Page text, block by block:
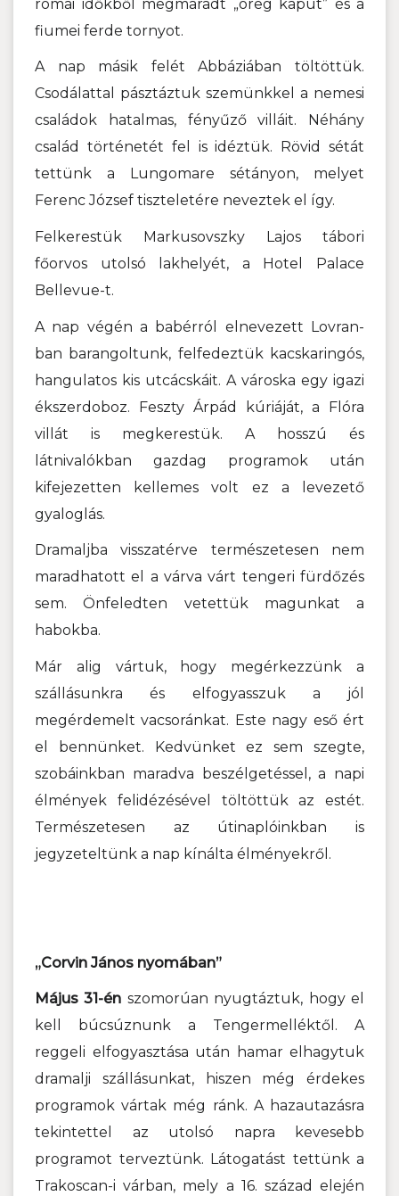
római időkből megmaradt „öreg kaput” és a
fiumei ferde tornyot.
A nap másik felét Abbáziában töltöttük.
Csodálattal pásztáztuk szemünkkel a nemesi
családok hatalmas, fényűző villáit. Néhány
család történetét fel is idéztük. Rövid sétát
tettünk a Lungomare sétányon, melyet
Ferenc József tiszteletére neveztek el így.
Felkerestük Markusovszky Lajos tábori
főorvos utolsó lakhelyét, a Hotel Palace
Bellevue-t.
A nap végén a babérról elnevezett Lovran-
ban barangoltunk, felfedeztük kacskaringós,
hangulatos kis utcácskáit. A városka egy igazi
ékszerdoboz. Feszty Árpád kúriáját, a Flóra
villát is megkerestük. A hosszú és
látnivalókban gazdag programok után
kifejezetten kellemes volt ez a levezető
gyaloglás.
Dramaljba visszatérve természetesen nem
maradhatott el a várva várt tengeri fürdőzés
sem. Önfeledten vetettük magunkat a
habokba.
Már alig vártuk, hogy megérkezzünk a
szállásunkra és elfogyasszuk a jól
megérdemelt vacsoránkat. Este nagy eső ért
el bennünket. Kedvünket ez sem szegte,
szobáinkban maradva beszélgetéssel, a napi
élmények felidézésével töltöttük az estét.
Természetesen az útinaplóinkban is
jegyzeteltünk a nap kínálta élményekről.
„Corvin János nyomában”
Május 31-én szomorúan nyugtáztuk, hogy el
kell búcsúznunk a Tengermelléktől. A
reggeli elfogyasztása után hamar elhagytuk
dramalji szállásunkat, hiszen még érdekes
programok vártak még ránk. A hazautazásra
tekintettel az utolsó napra kevesebb
programot terveztünk. Látogatást tettünk a
Trakoscan-i várban, mely a 16. század elején